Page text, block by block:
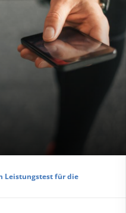
Leistungstest für die